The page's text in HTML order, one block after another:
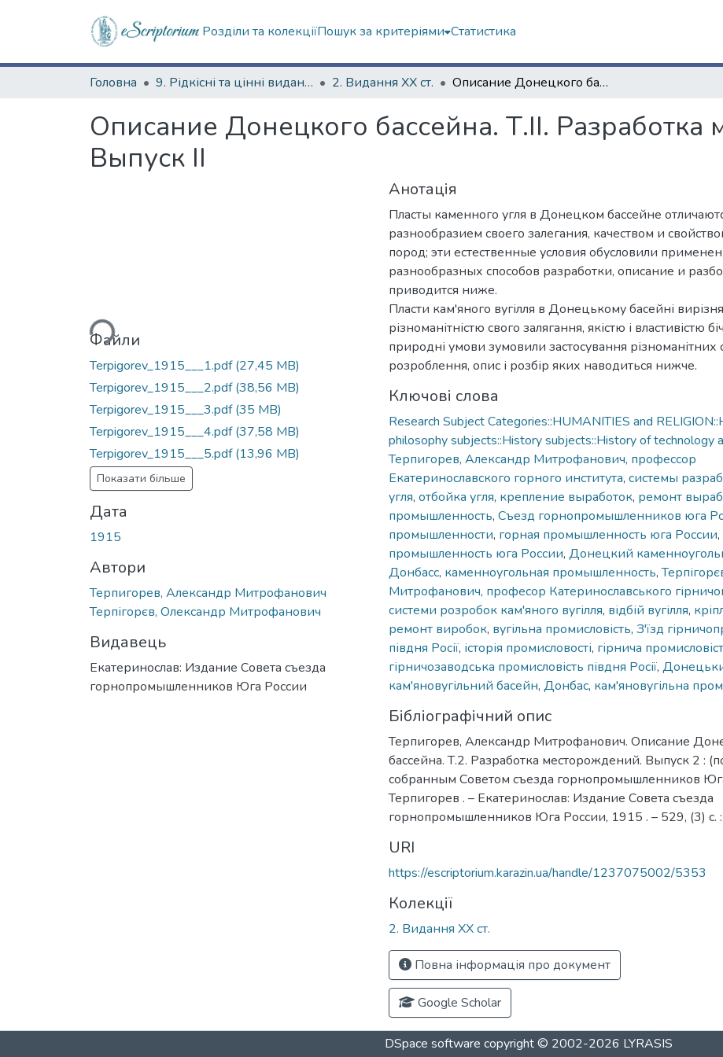
Розділи та колекціїПошук за критеріями Статистика
Головна 9. Рідкісні та цінні видання 2. Видання ХХ ст. Описание Донецкого бассейна. Т.II. Разработка месторождений. Выпуск II
Описание Донецкого бассейна. Т.II. Разработка
Выпуск II
Вантажиться...
Файли
Terpigorev_1915___1.pdf(27,45 MB)
Terpigorev_1915___2.pdf(38,56 MB)
Terpigorev_1915___3.pdf(35 MB)
Terpigorev_1915___4.pdf(37,58 MB)
Terpigorev_1915___5.pdf(13,96 MB)
Показати більше
Дата
1915
Автори
Терпигорев, Александр Митрофанович
Терпігорєв, Олександр Митрофанович
Видавець
Екатеринослав: Издание Совета съезда
горнопромышленников Юга России
Анотація
Пласты каменного угля в Донецком бассейне
разнообразием своего залегания, качеством и
пород; эти естественные условия обусловили
разнообразных способов разработки, описание и
приводится ниже.
Пласти кам'яного вугілля в Донецькому басейні
різноманітністю свого залягання, якістю і властивістю
природні умови зумовили застосування різноманітних
розроблення, опис і розбір яких наводиться нижче.
Ключові слова
Research Subject Categories::HUMANITIES and
philosophy subjects::History subjects::History of technology
Терпигорев, Александр Митрофанович, профессор
Екатеринославского горного института, системы
угля, отбойка угля, крепление выработок, ремонт
промышленность, Съезд горнопромышленников юга
промышленности, горная промышленность юга России,
промышленность юга России, Донецкий
Донбасс, каменноугольная промышленность,
Митрофанович, професор Катеринославського
системи розробок кам'яного вугілля, відбій вугілля,
ремонт виробок, вугільна промисловість, З'їзд
півдня Росії, історія промисловості, гірнича
гірничозаводська промисловість півдня Росії,
кам'яновугільний басейн, Донбас, кам'яновугільна
Бібліографічний опис
Терпигорев, Александр Митрофанович. Описание
бассейна. Т.2. Разработка месторождений. Выпуск 2 :
собранным Советом съезда горнопромышленников
Терпигорев . – Екатеринослав: Издание Совета съезда
горнопромышленников Юга России, 1915 . – 529, (3) с. :
URI
https://escriptorium.karazin.ua/handle/1237075002/5353
Колекції
2. Видання ХХ ст.
Повна інформація про документ
Google Scholar
DSpace software copyright © 2002-2026 LYRASIS